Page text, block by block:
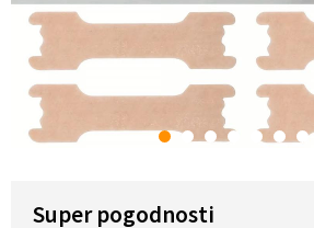
1 2 3 4 5 6 7
Super pogodnosti